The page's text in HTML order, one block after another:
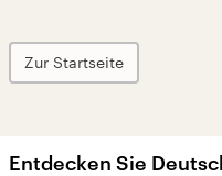
Zur Startseite
Entdecken Sie